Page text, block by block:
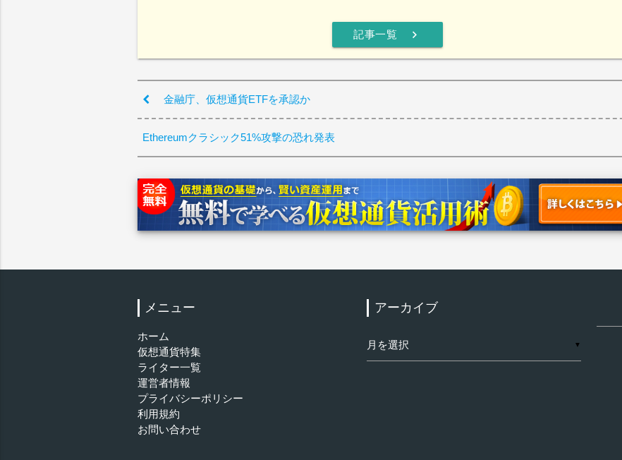
記事一覧 chevron_right
金融庁、仮想通貨ETFを承認か
Ethereumクラシック51%攻撃の恐れ発表
メニュー
ホーム
仮想通貨特集
ライター一覧
運営者情報
プライバシーポリシー
利用規約
お問い合わせ
アーカイブ
ー
カ
▼
索: